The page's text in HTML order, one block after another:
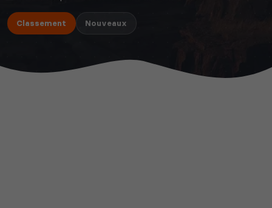
Classement Nouveaux